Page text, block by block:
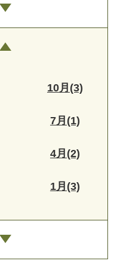
10月(3)
7月(1)
4月(2)
1月(3)